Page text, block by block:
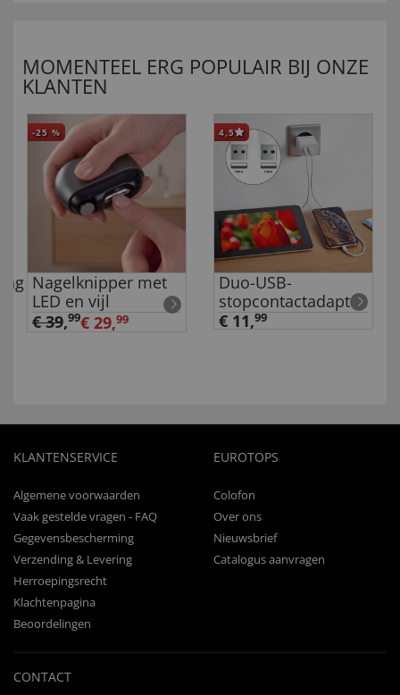
MOMENTEEL ERG POPULAIR BIJ ONZE
KLANTEN
-25 %
Nagelknipper met
LED en vijl
€ 39,99€ 29,99
4,5
Duo-USB-
stopcontactadapter
€ 11,99
KLANTENSERVICE
Algemene voorwaarden
Vaak gestelde vragen - FAQ
Gegevensbescherming
Verzending & Levering
Herroepingsrecht
Klachtenpagina
Beoordelingen
EUROTOPS
Colofon
Over ons
Nieuwsbrief
Catalogus aanvragen
CONTACT